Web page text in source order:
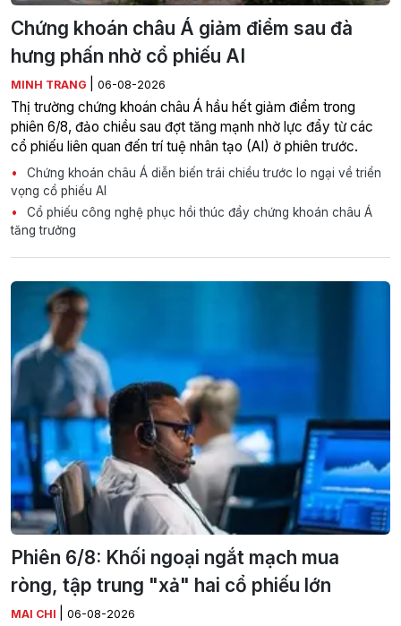
Chứng khoán châu Á giảm điểm sau đà
hưng phấn nhờ cổ phiếu AI
MINH TRANG 06-08-2026
Thị trường chứng khoán châu Á hầu hết giảm điểm trong
phiên 6/8, đảo chiều sau đợt tăng mạnh nhờ lực đẩy từ các
cổ phiếu liên quan đến trí tuệ nhân tạo (AI) ở phiên trước.
Chứng khoán châu Á diễn biến trái chiều trước lo ngại về triển
vọng cổ phiếu AI
Cổ phiếu công nghệ phục hồi thúc đẩy chứng khoán châu Á
tăng trưởng
Phiên 6/8: Khối ngoại ngắt mạch mua
ròng, tập trung "xả" hai cổ phiếu lớn
MAI CHI 06-08-2026